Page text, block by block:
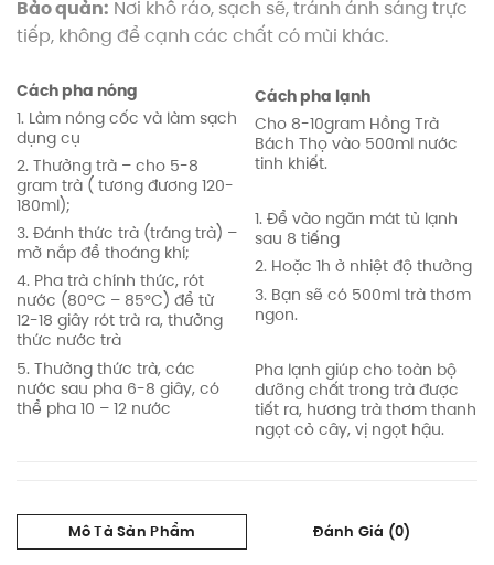
Bảo quản: Nơi khô ráo, sạch sẽ, tránh ánh sáng trực
tiếp, không để cạnh các chất có mùi khác.
Cách pha nóng
1. Làm nóng cốc và làm sạch
dụng cụ
2. Thưởng trà – cho 5-8
gram trà ( tương đương 120-
180ml);
3. Đánh thức trà (tráng trà) –
mở nắp để thoáng khí;
4. Pha trà chính thức, rót
nước (80°C – 85°C) để từ
12-18 giây rót trà ra, thưởng
thức nước trà
5. Thưởng thức trà, các
nước sau pha 6-8 giây, có
thể pha 10 – 12 nước
Cách pha lạnh
Cho 8-10gram Hồng Trà
Bách Thọ vào 500ml nước
tinh khiết.
1. Để vào ngăn mát tủ lạnh
sau 8 tiếng
2. Hoặc 1h ở nhiệt độ thường
3. Bạn sẽ có 500ml trà thơm
ngon.
Pha lạnh giúp cho toàn bộ
dưỡng chất trong trà được
tiết ra, hương trà thơm thanh
ngọt cỏ cây, vị ngọt hậu.
Mô Tả Sản Phẩm Đánh Giá (0)